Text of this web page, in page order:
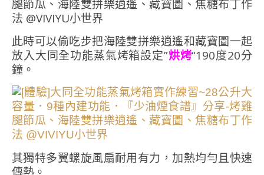
此時可以偷吃步把海陸雙拼樂逍遙和藏寶圖一起
放入大同全功能蒸氣烤箱設定”烘烤“190度20分
鐘。
其獨特多翼螺旋風扇耐用有力，加熱均勻且快速